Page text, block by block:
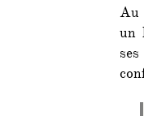
Au
un